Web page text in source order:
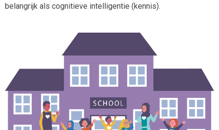
belangrijk als cognitieve intelligentie (kennis).